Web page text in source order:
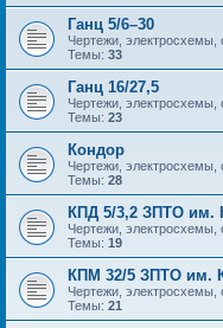
Ганц 5/6–30
Чертежи, электросхемы,
Темы: 33
Ганц 16/27,5
Чертежи, электросхемы,
Темы: 23
Кондор
Чертежи, электросхемы,
Темы: 28
КПД 5/3,2 ЗПТО им.
Чертежи, электросхемы,
Темы: 19
КПМ 32/5 ЗПТО им.
Чертежи, электросхемы,
Темы: 21